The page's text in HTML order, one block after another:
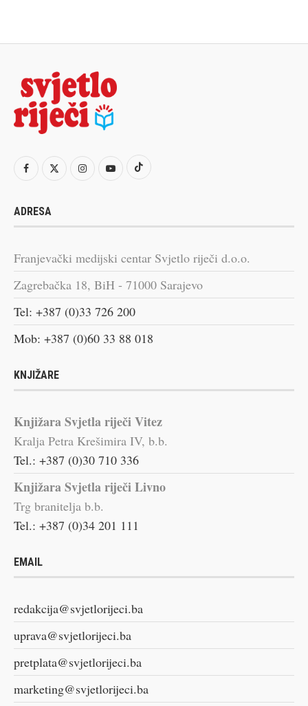
ADRESA
Franjevački medijski centar Svjetlo riječi d.o.o.
Zagrebačka 18, BiH - 71000 Sarajevo
Tel: +387 (0)33 726 200
Mob: +387 (0)60 33 88 018
KNJIŽARE
Knjižara Svjetla riječi Vitez
Kralja Petra Krešimira IV, b.b.
Tel.: +387 (0)30 710 336
Knjižara Svjetla riječi Livno
Trg branitelja b.b.
Tel.: +387 (0)34 201 111
EMAIL
redakcija@svjetlorijeci.ba
uprava@svjetlorijeci.ba
pretplata@svjetlorijeci.ba
marketing@svjetlorijeci.ba